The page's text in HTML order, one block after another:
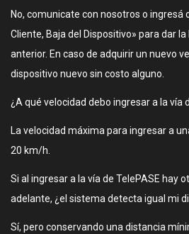
No, comunicate con nosotros o ingresá
Cliente, Baja del Dispositivo» para dar
anterior. En caso de adquirir un nuevo
dispositivo nuevo sin costo alguno.
¿A qué velocidad debo ingresar a la vía
La velocidad máxima para ingresar a
20 km/h.
Si al ingresar a la vía de TelePASE hay
adelante, ¿el sistema detecta igual mi
Sí, pero conservando una distancia